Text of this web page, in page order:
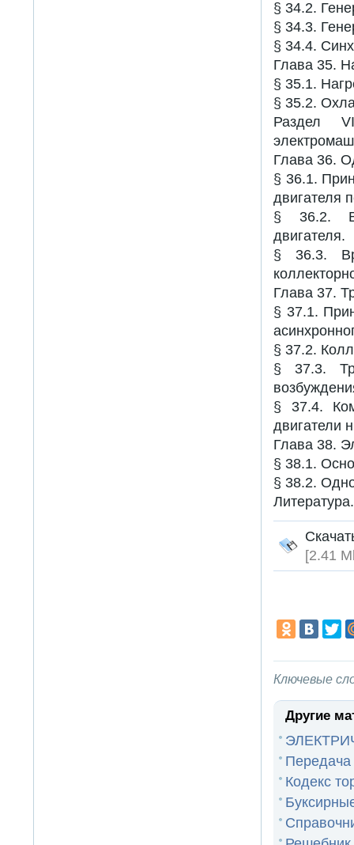
§ 34.2.
§ 34.3.
§ 34.4.
Глава 35.
§ 35.1.
§ 35.2.
Раздел
Глава 36.
§ 36.1.
двигателя
§ 36.2.
двигателя.
§ 36.3.
Глава 37.
§ 37.1.
§ 37.2.
§ 37.3.
§ 37.4.
двигатели
Глава 38.
§ 38.1.
§ 38.2.
Литература.
[2.41
Ключевые
Другие
Передача
Кодекс